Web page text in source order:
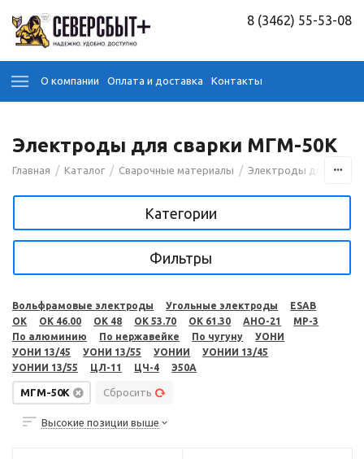
8 (3462) 55-53-08
О компании Оплата и доставка Контакты
Электроды для сварки МГМ-50К
Главная / Каталог / Сварочные материалы / Электроды для сварки
Категории
Фильтры
Вольфрамовые электроды Угольные электроды
ESAB
OK
OK 46.00 OK 48 OK 53.70 OK 61.30 АНО-21
МР-3
По алюминию
По нержавейке По чугуну
УОНИ
УОНИ 13/45
УОНИ 13/55 УОНИИ
УОНИИ 13/45
УОНИИ 13/55
ЦЛ-11 ЦЧ-4 Э50А
МГМ-50К Сбросить
Высокие позиции выше